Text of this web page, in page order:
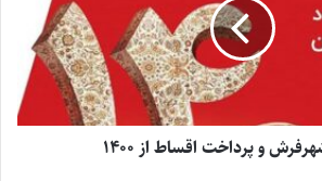
و پرداخت اقساط از 1400